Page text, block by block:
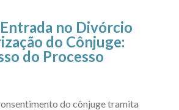
no Divórcio
do Cônjuge:
do Processo
do cônjuge tramita